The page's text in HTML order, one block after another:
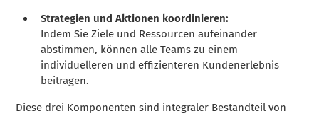
Strategien und Aktionen koordinieren:
Indem Sie Ziele und Ressourcen aufeinander
abstimmen, können alle Teams zu einem
individuelleren und effizienteren Kundenerlebnis
beitragen.
Diese drei Komponenten sind integraler Bestandteil von